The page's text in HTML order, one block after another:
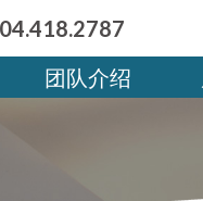
团队介绍